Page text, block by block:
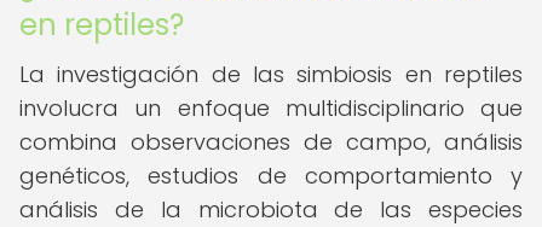
en reptiles?
La investigación de las simbiosis en reptiles
involucra un enfoque multidisciplinario que
combina observaciones de campo, análisis
genéticos, estudios de comportamiento y
análisis de la microbiota de las especies